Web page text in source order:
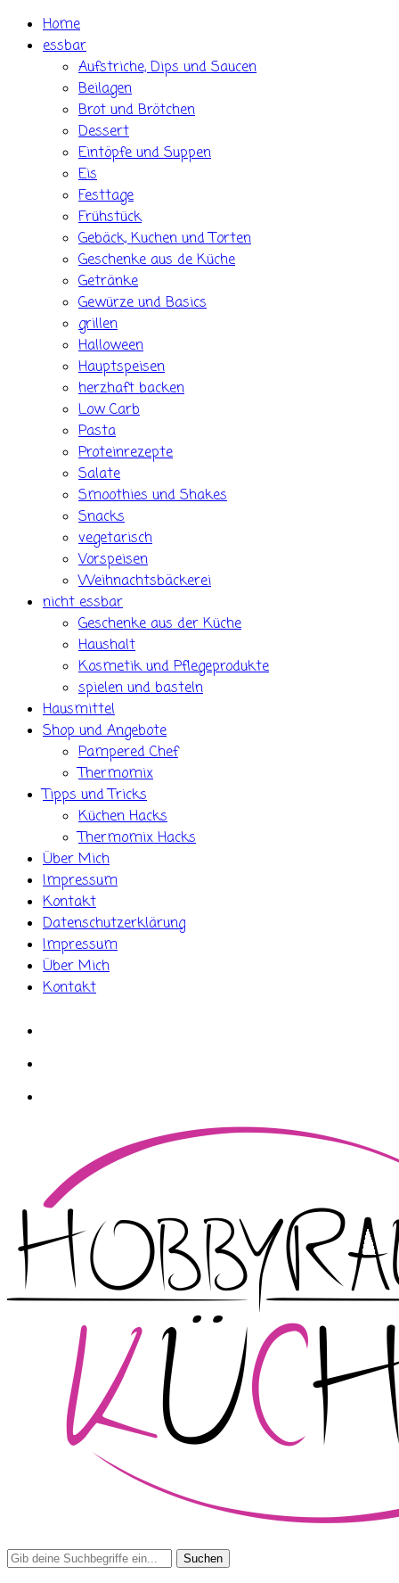
Skip Home
essbar
Aufstriche, Dips und Saucen
Beilagen
Brot und Brötchen
Dessert
Eintöpfe und Suppen
Eis
Festtage
Frühstück
Gebäck, Kuchen und Torten
Geschenke aus de Küche
Getränke
Gewürze und Basics
grillen
Halloween
Hauptspeisen
herzhaft backen
Low Carb
Pasta
Proteinrezepte
Salate
Smoothies und Shakes
Snacks
vegetarisch
Vorspeisen
Weihnachtsbäckerei
nicht essbar
Geschenke aus der Küche
Haushalt
Kosmetik und Pflegeprodukte
spielen und basteln
Hausmittel
Shop und Angebote
Pampered Chef
Thermomix
Tipps und Tricks
Küchen Hacks
Thermomix Hacks
Über Mich
Impressum
Kontakt
Datenschutzerklärung
Impressum
Über Mich
Kontakt
Search